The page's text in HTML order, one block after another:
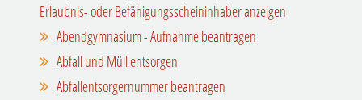
Erlaubnis- oder Befähigungsscheininhaber anzeigen
Abendgymnasium - Aufnahme beantragen
Abfall und Müll entsorgen
Abfallentsorgernummer beantragen